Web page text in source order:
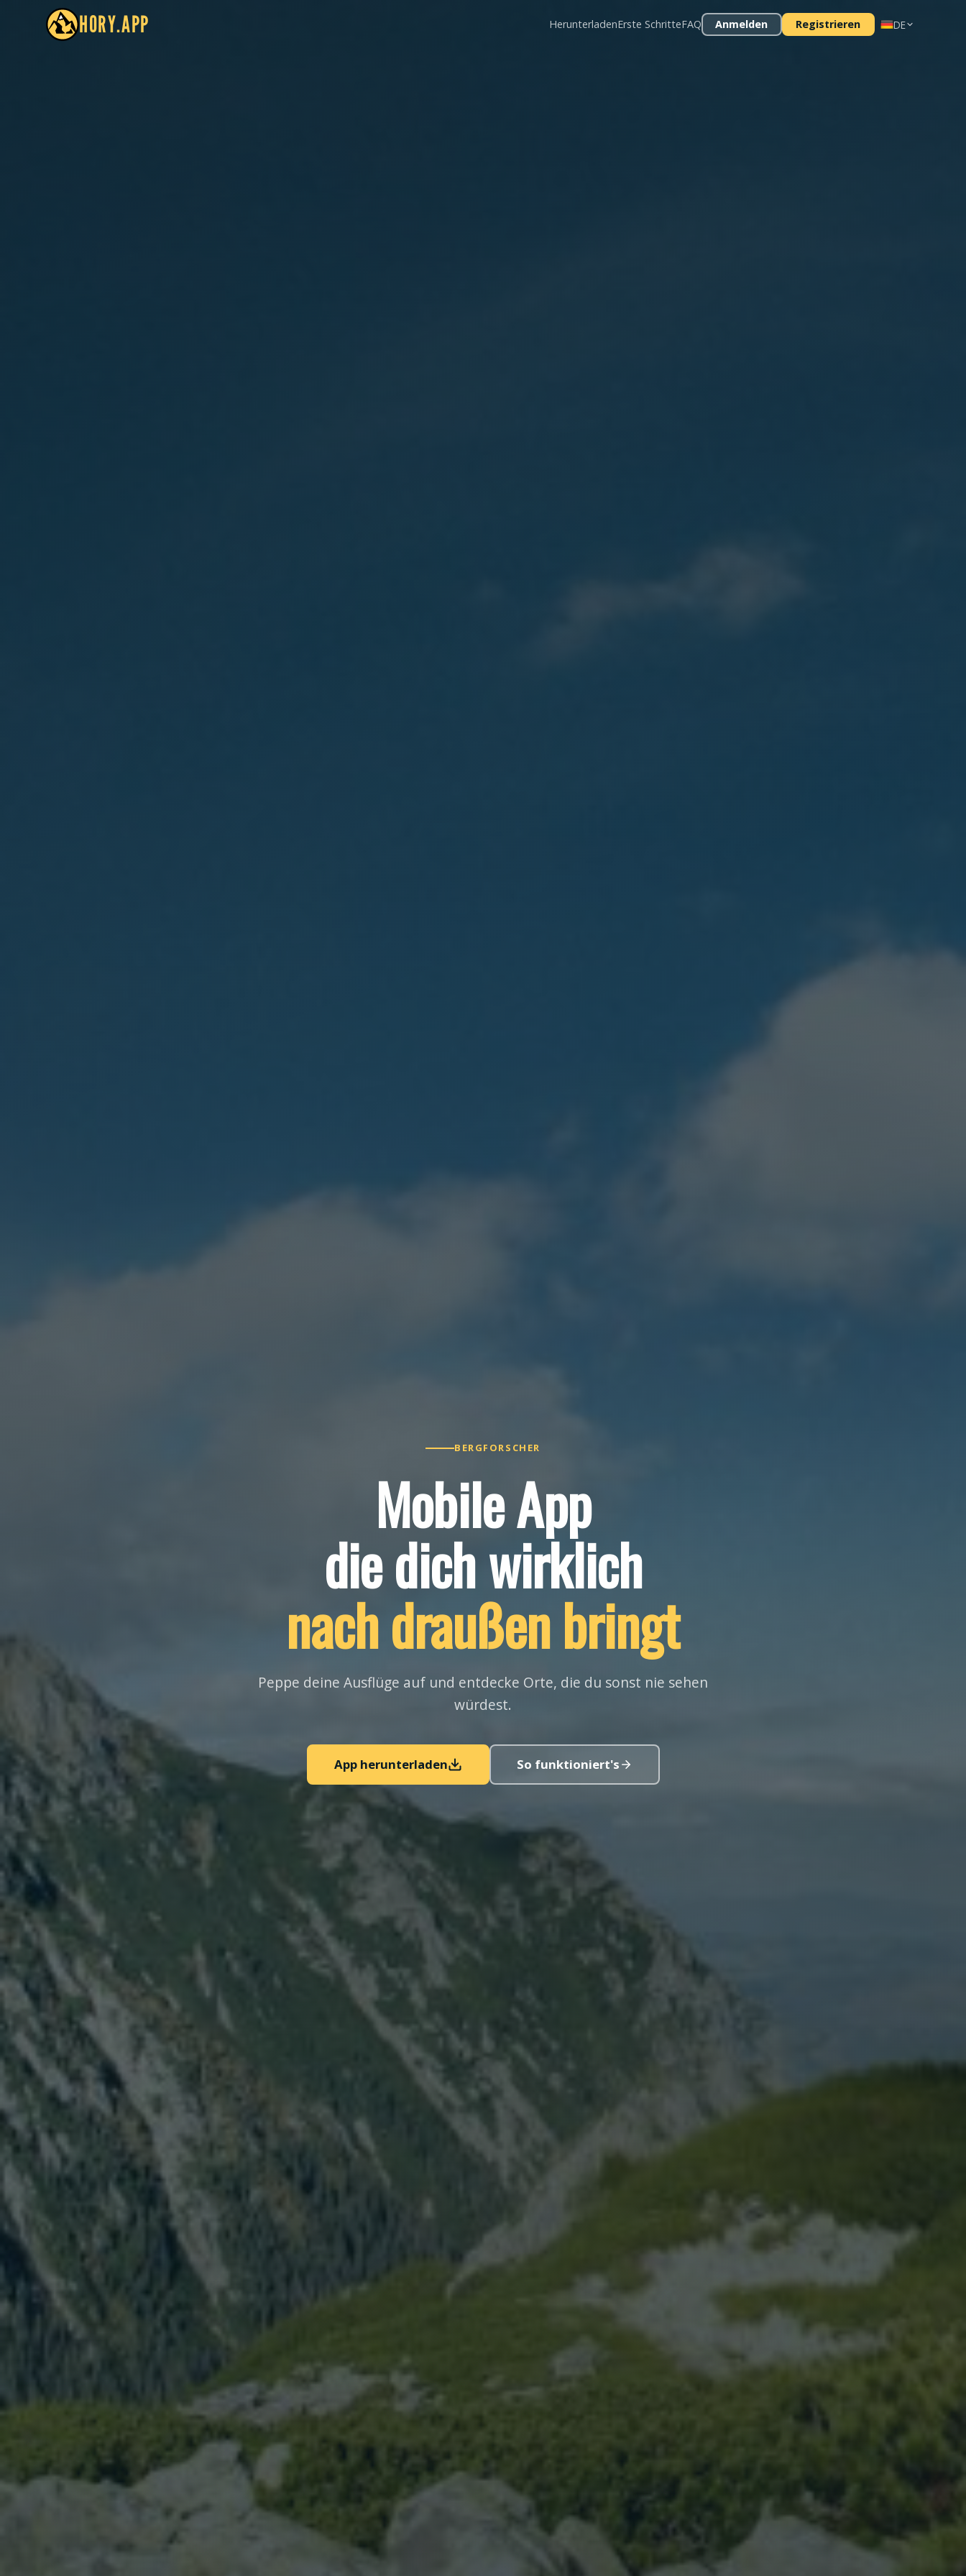
HORY.APP HerunterladenErste SchritteFAQ Anmelden Registrieren DE
BERGFORSCHER
Mobile App
die dich wirklich
nach draußen bringt
Peppe deine Ausflüge auf und entdecke Orte, die du sonst nie sehen
würdest.
App herunterladen So funktioniert's